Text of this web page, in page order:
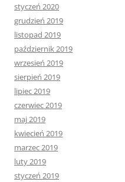
styczeń 2020
grudzień 2019
listopad 2019
październik 2019
wrzesień 2019
sierpień 2019
lipiec 2019
czerwiec 2019
maj 2019
kwiecień 2019
marzec 2019
luty 2019
styczeń 2019